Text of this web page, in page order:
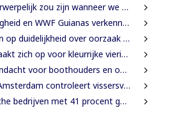
we de dingen zouden bedekken met de mantel der liefde”
Guianas verkennen verdere samenwerking
over oorzaak massale vissterfte
voor kleurrijke viering Dag der Inheemsen
boothouders en overbelasting Wijdenboschbrug
controleert vissersvaartuigen op de rivier
bedrijven met 41 procent gegroeid